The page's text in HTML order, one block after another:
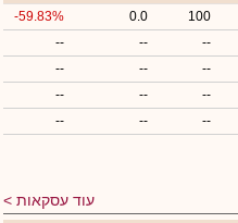
100
0.0
-59.83%
--
--
--
--
--
--
--
--
--
--
--
--
עוד עסקאות